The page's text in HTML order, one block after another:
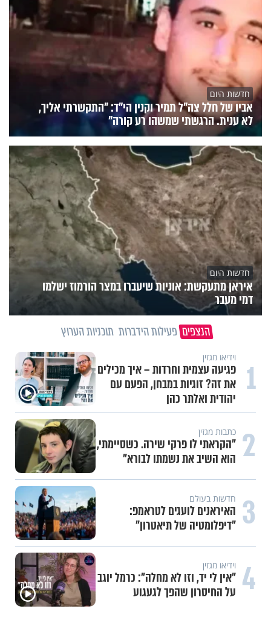
חדשות היום
אביו של חלל צה"ל תמיר וקנין הי"ד: "התקשרתי אליך,
לא ענית. הרגשתי שמשהו רע קורה"
חדשות היום
איראן מתעקשת: אוניות שיעברו במצר הורמוז ישלמו
דמי מעבר
הנצפים פעילות הידברות תוכניות הערוץ
1 תכני הידברות
מזוזות, ציציות וספרים מחזקים:
המיזם שיביא שמירה רוחנית לאלפי
חיילי צה"ל
2 תכני הידברות
לזיווגים, שלום בית וישועות:
המשדר העולמי של ט"ו באב
3 תכני הידברות
אחי, מחכים רק לך: יום התפילין
העולמי מגיע לתל אביב
4
מה הסיכוי להתחתן בגיל 37?
הפעולה שסיימה עשור של אכזבות
והובילה לחופה